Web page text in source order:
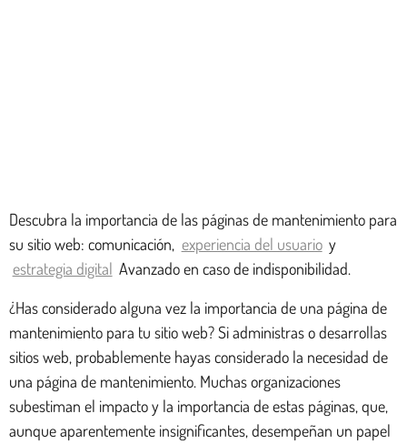
Descubra la importancia de las páginas de mantenimiento para
su sitio web: comunicación, experiencia del usuario y
estrategia digital Avanzado en caso de indisponibilidad.
¿Has considerado alguna vez la importancia de una página de
mantenimiento para tu sitio web? Si administras o desarrollas
sitios web, probablemente hayas considerado la necesidad de
una página de mantenimiento. Muchas organizaciones
subestiman el impacto y la importancia de estas páginas, que,
aunque aparentemente insignificantes, desempeñan un papel